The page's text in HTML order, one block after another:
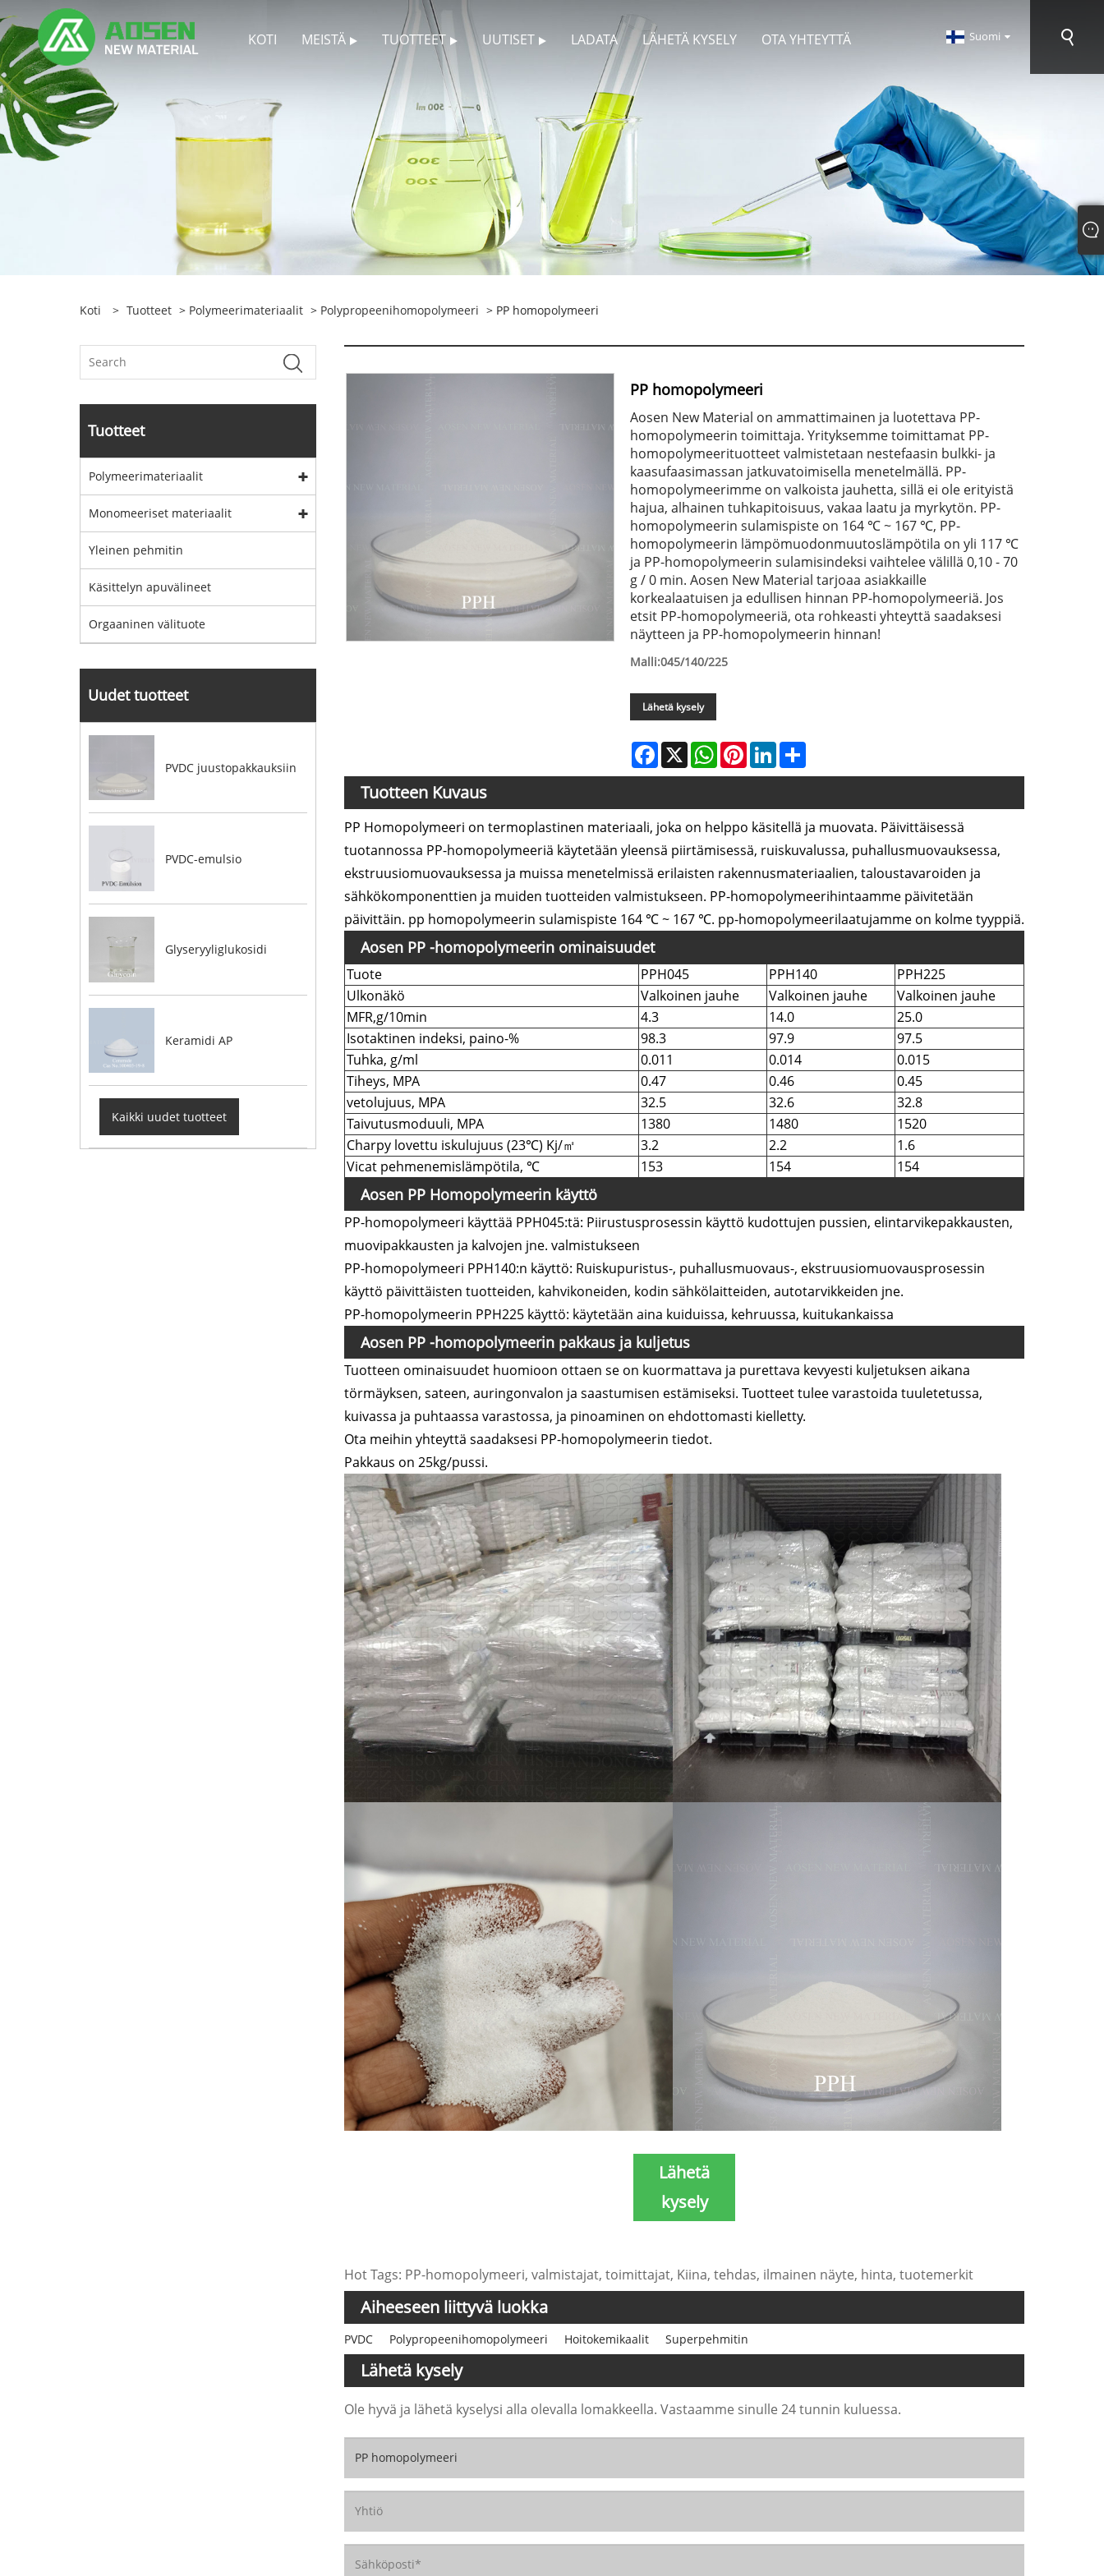
KOTI MEISTÄ TUOTTEET UUTISET LADATA LÄHETÄ KYSELY OTA YHTEYTTÄ Suomi
Koti > Tuotteet > Polymeerimateriaalit > Polypropeenihomopolymeeri > PP homopolymeeri
Tuotteet
Polymeerimateriaalit
Monomeeriset materiaalit
Yleinen pehmitin
Käsittelyn apuvälineet
Orgaaninen välituote
Uudet tuotteet
PVDC juustopakkauksiin
PVDC-emulsio
Glyseryyliglukosidi
Keramidi AP
Kaikki uudet tuotteet
PP homopolymeeri
Aosen New Material on ammattimainen ja luotettava PP-
homopolymeerin toimittaja. Yrityksemme toimittamat PP-
homopolymeerituotteet valmistetaan nestefaasin bulkki- ja
kaasufaasimassan jatkuvatoimisella menetelmällä. PP-
homopolymeerimme on valkoista jauhetta, sillä ei ole erityistä
hajua, alhainen tuhkapitoisuus, vakaa laatu ja myrkytön. PP-
homopolymeerin sulamispiste on 164 ℃ ~ 167 ℃, PP-
homopolymeerin lämpömuodonmuutoslämpötila on yli 117 ℃
ja PP-homopolymeerin sulamisindeksi vaihtelee välillä 0,10 - 70
g / 0 min. Aosen New Material tarjoaa asiakkaille
korkealaatuisen ja edullisen hinnan PP-homopolymeeriä. Jos
etsit PP-homopolymeeriä, ota rohkeasti yhteyttä saadaksesi
näytteen ja PP-homopolymeerin hinnan!
Malli:045/140/225
Lähetä kysely
Facebook
X WhatsAppPinterestLinkedInShare
Tuotteen Kuvaus
PP Homopolymeeri on termoplastinen materiaali, joka on helppo käsitellä ja muovata. Päivittäisessä
tuotannossa PP-homopolymeeriä käytetään yleensä piirtämisessä, ruiskuvalussa, puhallusmuovauksessa,
ekstruusiomuovauksessa ja muissa menetelmissä erilaisten rakennusmateriaalien, taloustavaroiden ja
sähkökomponenttien ja muiden tuotteiden valmistukseen. PP-homopolymeerihintaamme päivitetään
päivittäin. pp homopolymeerin sulamispiste 164 ℃ ~ 167 ℃. pp-homopolymeerilaatujamme on kolme tyyppiä.
Aosen PP -homopolymeerin ominaisuudet
Tuote PPH045 PPH140
PPH225
Ulkonäkö
Valkoinen jauhe Valkoinen jauhe
Valkoinen jauhe
MFR,g/10min
4.3 14.0
25.0
Isotaktinen indeksi, paino-%
98.3 97.9
97.5
Tuhka, g/ml
0.011 0.014
0.015
Tiheys, MPA
0.47 0.46
0.45
vetolujuus, MPA
32.5 32.6
32.8
Taivutusmoduuli, MPA
1380 1480
1520
Charpy lovettu iskulujuus (23℃) Kj/㎡
3.2 2.2
1.6
Vicat pehmenemislämpötila, ℃
153 154 154
Aosen PP Homopolymeerin käyttö
PP-homopolymeeri käyttää PPH045:tä: Piirustusprosessin käyttö kudottujen pussien, elintarvikepakkausten,
muovipakkausten ja kalvojen jne. valmistukseen
PP-homopolymeeri PPH140:n käyttö: Ruiskupuristus-, puhallusmuovaus-, ekstruusiomuovausprosessin
käyttö päivittäisten tuotteiden, kahvikoneiden, kodin sähkölaitteiden, autotarvikkeiden jne.
PP-homopolymeerin PPH225 käyttö: käytetään aina kuiduissa, kehruussa, kuitukankaissa
Aosen PP -homopolymeerin pakkaus ja kuljetus
Tuotteen ominaisuudet huomioon ottaen se on kuormattava ja purettava kevyesti kuljetuksen aikana
törmäyksen, sateen, auringonvalon ja saastumisen estämiseksi. Tuotteet tulee varastoida tuuletetussa,
kuivassa ja puhtaassa varastossa, ja pinoaminen on ehdottomasti kielletty.
Ota meihin yhteyttä saadaksesi PP-homopolymeerin tiedot.
Pakkaus on 25kg/pussi.
Lähetä
kysely
Hot Tags: PP-homopolymeeri, valmistajat, toimittajat, Kiina, tehdas, ilmainen näyte, hinta, tuotemerkit
Aiheeseen liittyvä luokka
PVDC Polypropeenihomopolymeeri Hoitokemikaalit Superpehmitin
Lähetä kysely
Ole hyvä ja lähetä kyselysi alla olevalla lomakkeella. Vastaamme sinulle 24 tunnin kuluessa.